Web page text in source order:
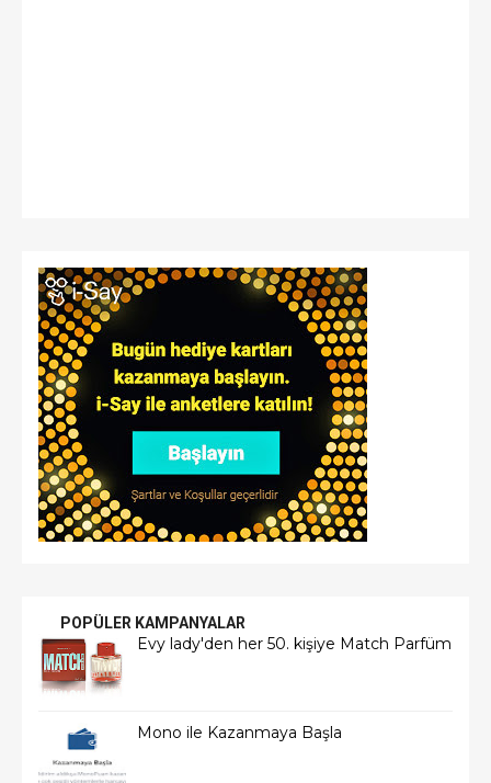
POPÜLER KAMPANYALAR
Evy lady'den her 50. kişiye Match Parfüm
Mono ile Kazanmaya Başla